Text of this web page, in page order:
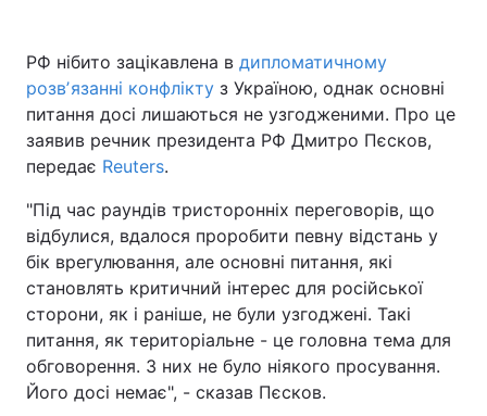
РФ нібито зацікавлена в дипломатичному
розвʼязанні конфлікту з Україною, однак основні
питання досі лишаються не узгодженими. Про це
заявив речник президента РФ Дмитро Пєсков,
передає Reuters.
"Під час раундів тристоронніх переговорів, що
відбулися, вдалося проробити певну відстань у
бік врегулювання, але основні питання, які
становлять критичний інтерес для російської
сторони, як і раніше, не були узгоджені. Такі
питання, як територіальне - це головна тема для
обговорення. З них не було ніякого просування.
Його досі немає", - сказав Пєсков.